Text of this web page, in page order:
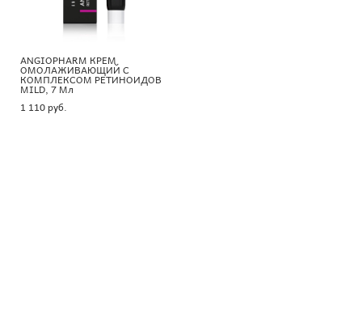
ANGIOPHARM КРЕМ
ОМОЛАЖИВАЮЩИЙ С
КОМПЛЕКСОМ РЕТИНОИДОВ
MILD, 7 Мл
1 110 pуб.